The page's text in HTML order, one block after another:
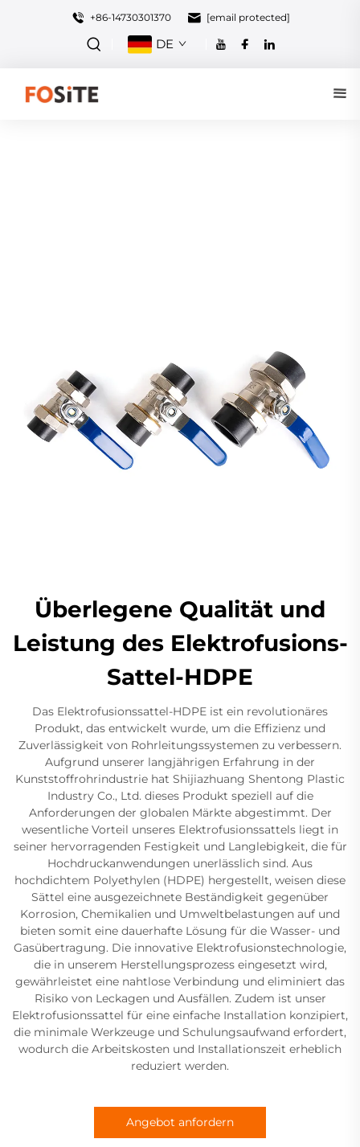
+86-14730301370 [email protected]
DE
Überlegene Qualität und
Leistung des Elektrofusions-
Sattel-HDPE
Das Elektrofusionssattel-HDPE ist ein revolutionäres
Produkt, das entwickelt wurde, um die Effizienz und
Zuverlässigkeit von Rohrleitungssystemen zu verbessern.
Aufgrund unserer langjährigen Erfahrung in der
Kunststoffrohrindustrie hat Shijiazhuang Shentong Plastic
Industry Co., Ltd. dieses Produkt speziell auf die
Anforderungen der globalen Märkte abgestimmt. Der
wesentliche Vorteil unseres Elektrofusionssattels liegt in
seiner hervorragenden Festigkeit und Langlebigkeit, die für
Hochdruckanwendungen unerlässlich sind. Aus
hochdichtem Polyethylen (HDPE) hergestellt, weisen diese
Sättel eine ausgezeichnete Beständigkeit gegenüber
Korrosion, Chemikalien und Umweltbelastungen auf und
bieten somit eine dauerhafte Lösung für die Wasser- und
Gasübertragung. Die innovative Elektrofusionstechnologie,
die in unserem Herstellungsprozess eingesetzt wird,
gewährleistet eine nahtlose Verbindung und eliminiert das
Risiko von Leckagen und Ausfällen. Zudem ist unser
Elektrofusionssattel für eine einfache Installation konzipiert,
die minimale Werkzeuge und Schulungsaufwand erfordert,
wodurch die Arbeitskosten und Installationszeit erheblich
reduziert werden.
Angebot anfordern